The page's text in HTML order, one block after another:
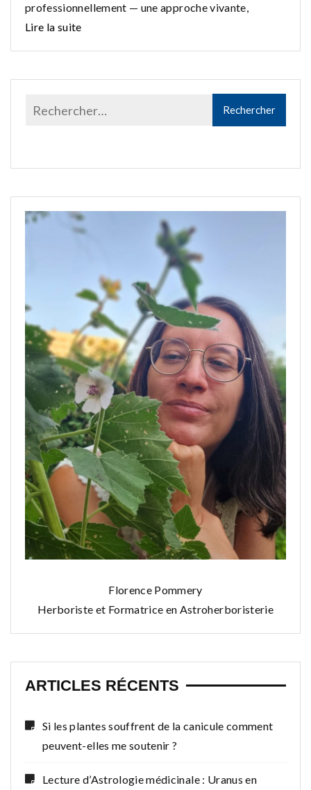
professionnellement — une approche vivante,
Lire la suite
Florence Pommery
Herboriste et Formatrice en Astroherboristerie
ARTICLES RÉCENTS
Si les plantes souffrent de la canicule comment
peuvent-elles me soutenir ?
Lecture d’Astrologie médicinale : Uranus en